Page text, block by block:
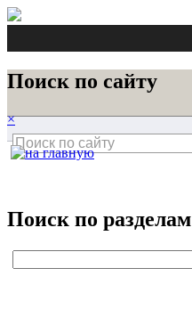
Поиск по сайту
×
Поиск по разделам